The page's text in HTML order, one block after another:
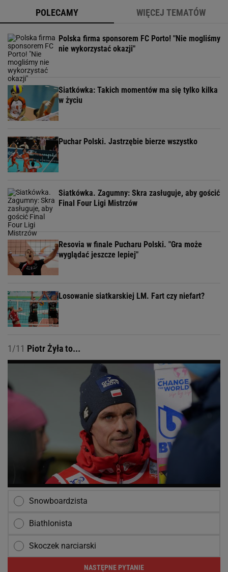
POLECAMY WIĘCEJ TEMATÓW
Polska firma sponsorem FC Porto! "Nie mogliśmy
nie wykorzystać okazji"
Siatkówka: Takich momentów ma się tylko kilka
w życiu
Puchar Polski. Jastrzębie bierze wszystko
Siatkówka. Zagumny: Skra zasługuje, aby gościć
Final Four Ligi Mistrzów
Resovia w finale Pucharu Polski. "Gra może
wyglądać jeszcze lepiej"
Losowanie siatkarskiej LM. Fart czy niefart?
1/11 Piotr Żyła to...
Snowboardzista
Biathlonista
Skoczek narciarski
NASTĘPNE PYTANIE